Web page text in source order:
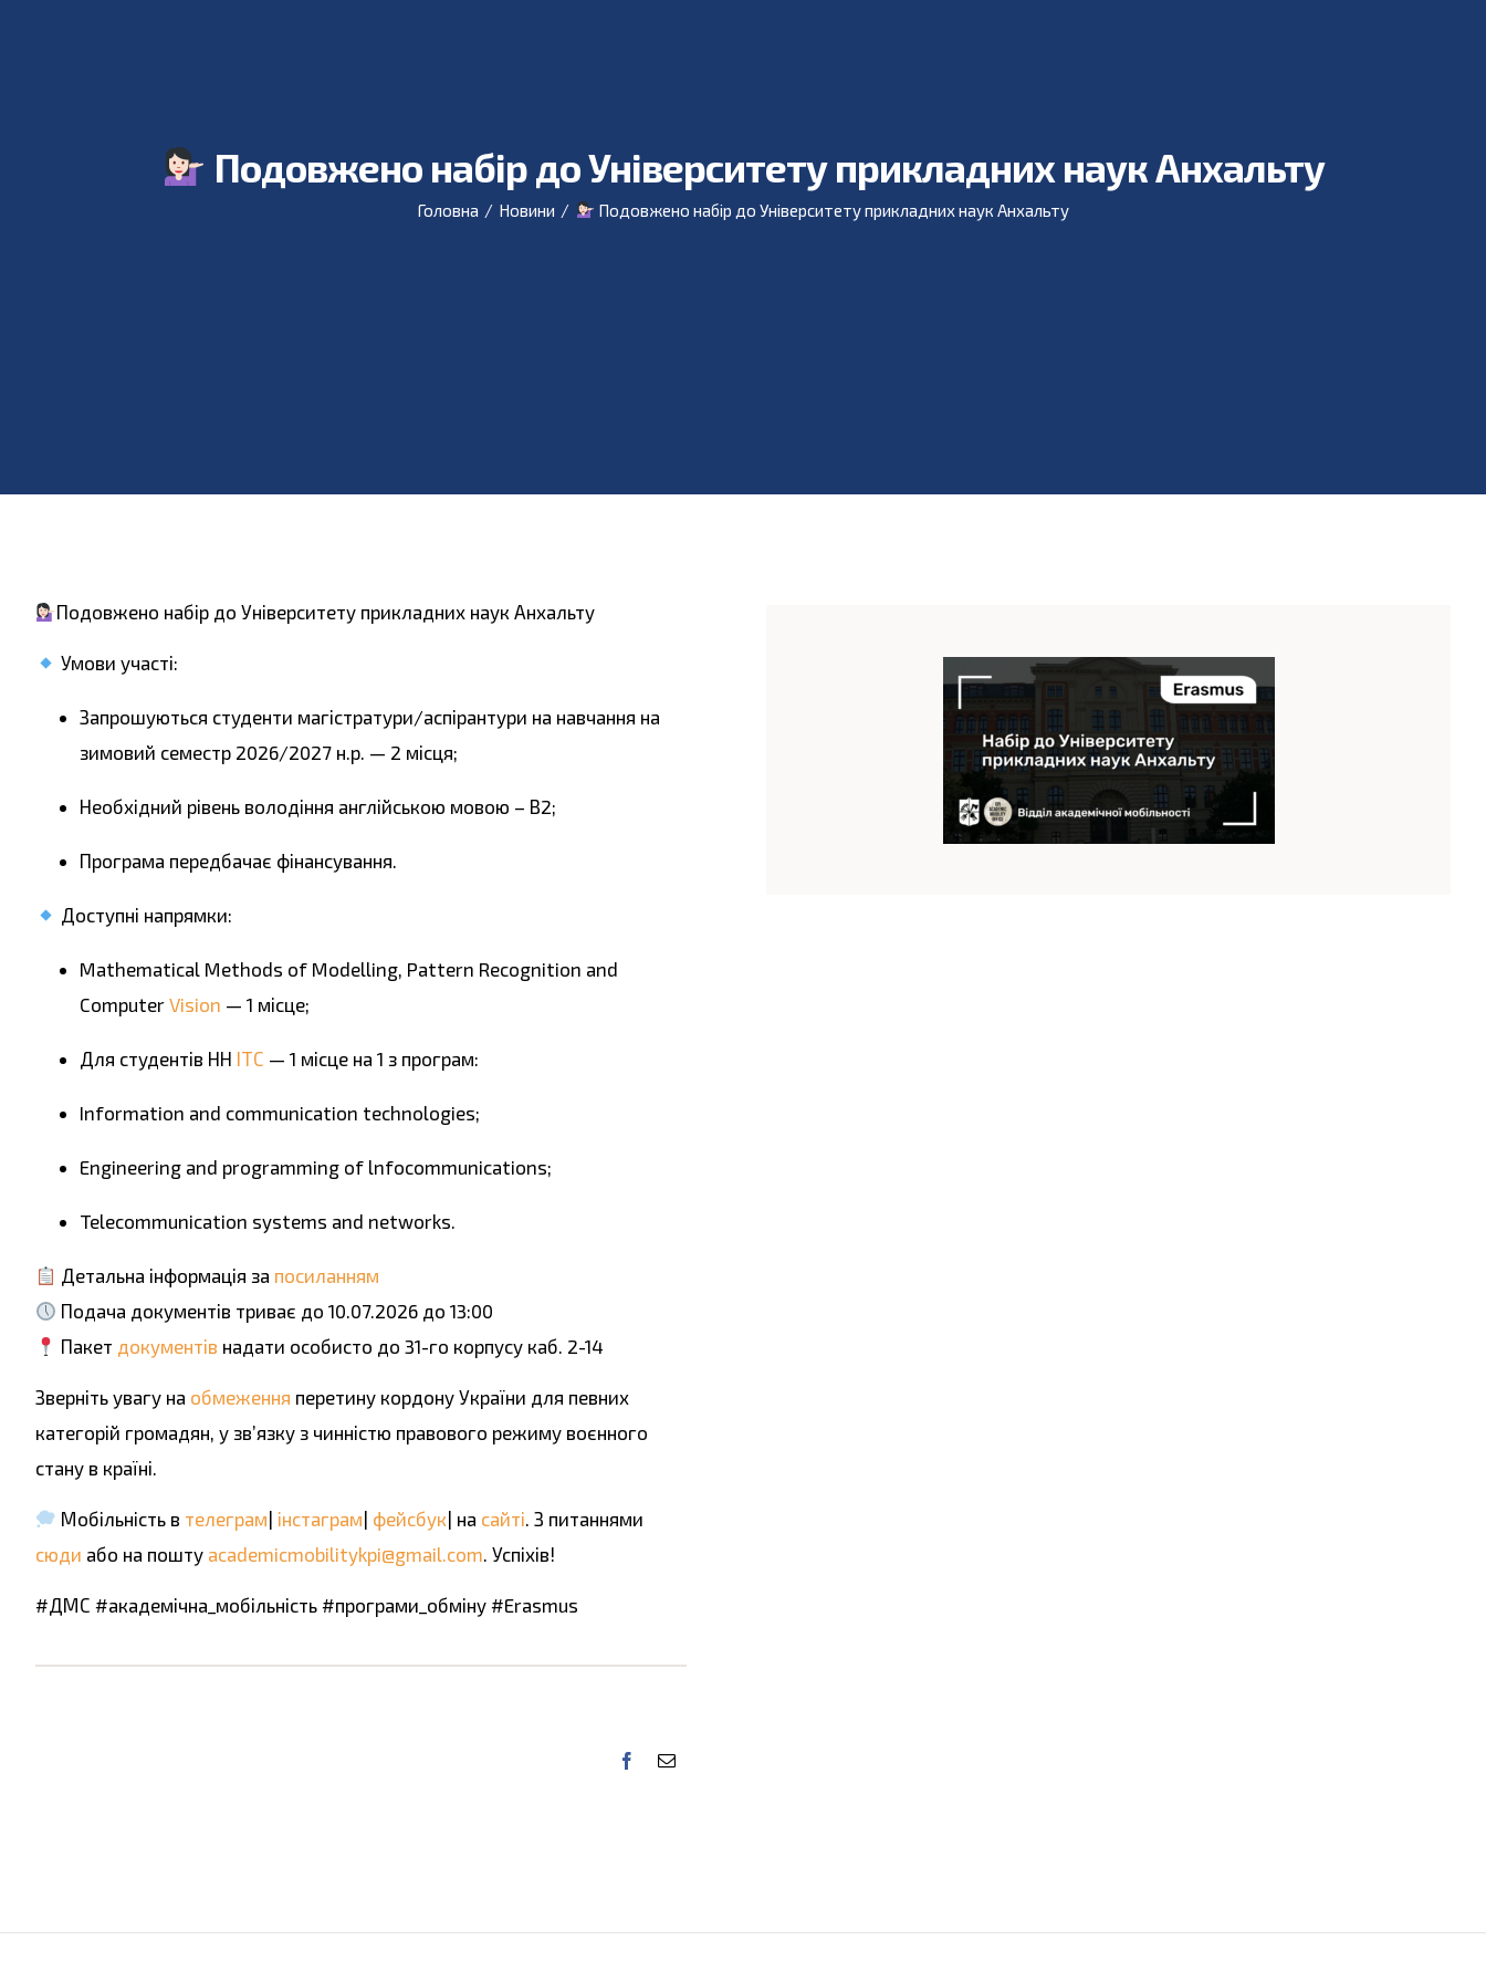
Подовжено набір до Університету прикладних наук Анхальту
Головна / Новини / Подовжено набір до Університету прикладних наук Анхальту
Подовжено набір до Університету прикладних наук Анхальту
Умови участі:
Запрошуються студенти магістратури/аспірантури на навчання на
зимовий семестр 2026/2027 н.р. — 2 місця;
Необхідний рівень володіння англійською мовою – В2;
Програма передбачає фінансування.
Доступні напрямки:
Mathematical Methods of Modelling, Pattern Recognition and
Computer Vision — 1 місце;
Для студентів НН ІТС — 1 місце на 1 з програм:
Information and communication technologies;
Engineering and programming of lnfocommunications;
Telecommunication systems and networks.
Детальна інформація за посиланням
Подача документів триває до 10.07.2026 до 13:00
Пакет документів надати особисто до 31-го корпусу каб. 2-14
Зверніть увагу на обмеження перетину кордону України для певних
категорій громадян, у зв’язку з чинністю правового режиму воєнного
стану в країні.
Мобільність в телеграм інстаграм фейсбук | на сайті. З питаннями
сюди або на пошту academicmobilitykpi@gmail.com. Успіхів!
#ДМС #академічна_мобільність #програми_обміну #Erasmus